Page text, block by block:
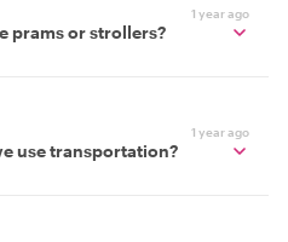
1 year ago
prams or strollers?
1 year ago
use transportation?